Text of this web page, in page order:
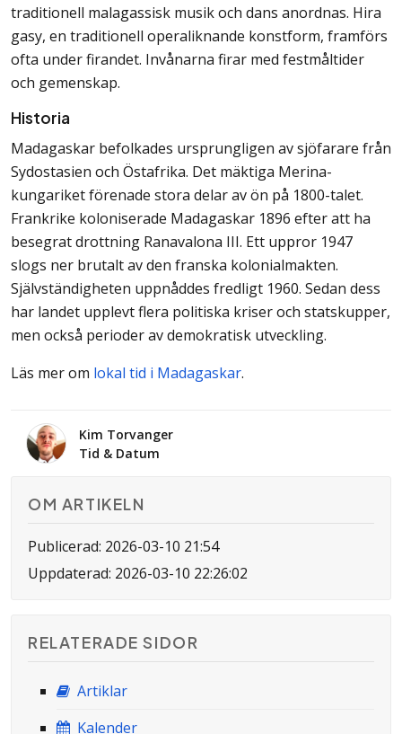
traditionell malagassisk musik och dans anordnas. Hira
gasy, en traditionell operaliknande konstform, framförs
ofta under firandet. Invånarna firar med festmåltider
och gemenskap.
Historia
Madagaskar befolkades ursprungligen av sjöfarare från
Sydostasien och Östafrika. Det mäktiga Merina-
kungariket förenade stora delar av ön på 1800-talet.
Frankrike koloniserade Madagaskar 1896 efter att ha
besegrat drottning Ranavalona III. Ett uppror 1947
slogs ner brutalt av den franska kolonialmakten.
Självständigheten uppnåddes fredligt 1960. Sedan dess
har landet upplevt flera politiska kriser och statskupper,
men också perioder av demokratisk utveckling.
Läs mer om lokal tid i Madagaskar.
Kim Torvanger
Tid & Datum
OM ARTIKELN
Publicerad: 2026-03-10 21:54
Uppdaterad: 2026-03-10 22:26:02
RELATERADE SIDOR
Artiklar
Kalender